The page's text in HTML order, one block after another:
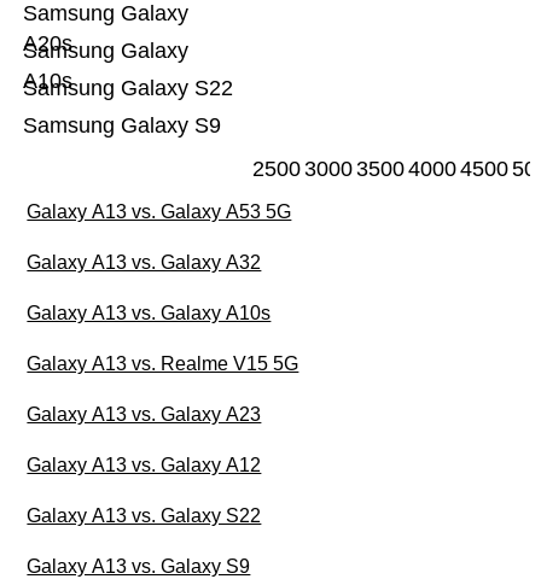
Samsung Galaxy S9
Samsung Galaxy S22
Samsung Galaxy
A10s
Samsung Galaxy
A20s
25003000350040004500
Galaxy A13 vs. Galaxy A53 5G
Galaxy A13 vs. Galaxy A32
Galaxy A13 vs. Galaxy A10s
Galaxy A13 vs. Realme V15 5G
Galaxy A13 vs. Galaxy A23
Galaxy A13 vs. Galaxy A12
Galaxy A13 vs. Galaxy S22
Galaxy A13 vs. Galaxy S9